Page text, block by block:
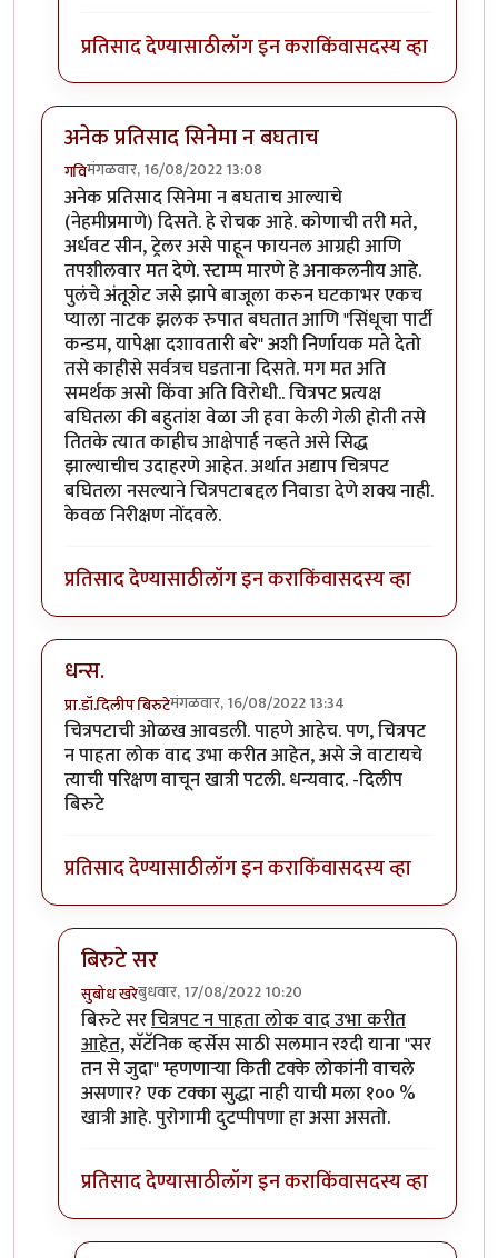
प्रतिसाद देण्यासाठीलॉग इन कराकिंवासदस्य व्हा
अनेक प्रतिसाद सिनेमा न बघताच
गविमंगळवार, 16/08/2022 13:08
अनेक प्रतिसाद सिनेमा न बघताच आल्याचे
(नेहमीप्रमाणे) दिसते. हे रोचक आहे. कोणाची तरी मते,
अर्धवट सीन, ट्रेलर असे पाहून फायनल आग्रही आणि
तपशीलवार मत देणे. स्टाम्प मारणे हे अनाकलनीय आहे.
पुलंचे अंतूशेट जसे झापे बाजूला करुन घटकाभर एकच
प्याला नाटक झलक रुपात बघतात आणि "सिंधूचा पार्टी
कन्डम, यापेक्षा दशावतारी बरे" अशी निर्णायक मते देतो
तसे काहीसे सर्वत्रच घडताना दिसते. मग मत अति
समर्थक असो किंवा अति विरोधी.. चित्रपट प्रत्यक्ष
बघितला की बहुतांश वेळा जी हवा केली गेली होती तसे
तितके त्यात काहीच आक्षेपार्ह नव्हते असे सिद्ध
झाल्याचीच उदाहरणे आहेत. अर्थात अद्याप चित्रपट
बघितला नसल्याने चित्रपटाबद्दल निवाडा देणे शक्य नाही.
केवळ निरीक्षण नोंदवले.
प्रतिसाद देण्यासाठीलॉग इन कराकिंवासदस्य व्हा
धन्स.
प्रा.डॉ.दिलीप बिरुटेमंगळवार, 16/08/2022 13:34
चित्रपटाची ओळख आवडली. पाहणे आहेच. पण, चित्रपट
न पाहता लोक वाद उभा करीत आहेत, असे जे वाटायचे
त्याची परिक्षण वाचून खात्री पटली. धन्यवाद. -दिलीप
बिरुटे
प्रतिसाद देण्यासाठीलॉग इन कराकिंवासदस्य व्हा
बिरुटे सर
सुबोध खरेबुधवार, 17/08/2022 10:20
In reply toधन्स.byप्रा.डॉ.दिलीप बिरुटे
बिरुटे सरचित्रपट न पाहता लोक वाद उभा करीत
आहेत,सॅटॅनिक व्हर्सेस साठी सलमान रश्दी याना "सर
तन से जुदा" म्हणणाऱ्या किती टक्के लोकांनी वाचले
असणार? एक टक्का सुद्धा नाही याची मला १०० %
खात्री आहे. पुरोगामी दुटप्पीपणा हा असा असतो.
प्रतिसाद देण्यासाठीलॉग इन कराकिंवासदस्य व्हा